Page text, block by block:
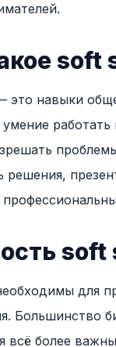
soft
это навыки
решения,
soft
для
Большинство
всё более